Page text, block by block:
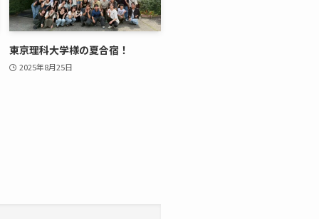
東京理科大学様の夏合宿！
2025年8月25日